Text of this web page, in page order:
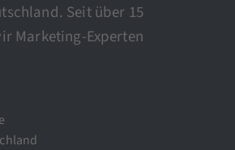
Seit über 15
Marketing-Experten